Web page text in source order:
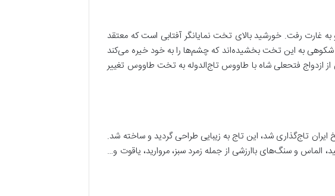
غارت رفت. خورشید بالای تخت نمایانگر آفتابی است که معتقد
به این تخت بخشیده‌اند که چشم‌ها را به خود خیره می‌کند
فتحعلی شاه با طاووس تاج‌الدوله به تخت طاووس تغییر
تاج‌گذاری شد، این تاج به زیبایی طراحی گردید و ساخته شد.
الماس و سنگ‌های باارزشی از جمله زمرد سبز، مروارید، یاقوت و…